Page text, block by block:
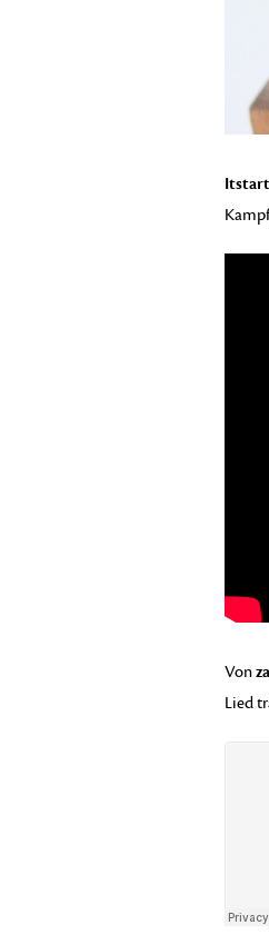
Von
Lied